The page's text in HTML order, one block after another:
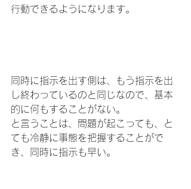
行動できるようになります。
同時に指示を出す側は、もう指示を出
し終わっているのと同じなので、基本
的に何もすることがない。
と言うことは、問題が起こっても、と
ても冷静に事態を把握することがで
き、同時に指示も早い。